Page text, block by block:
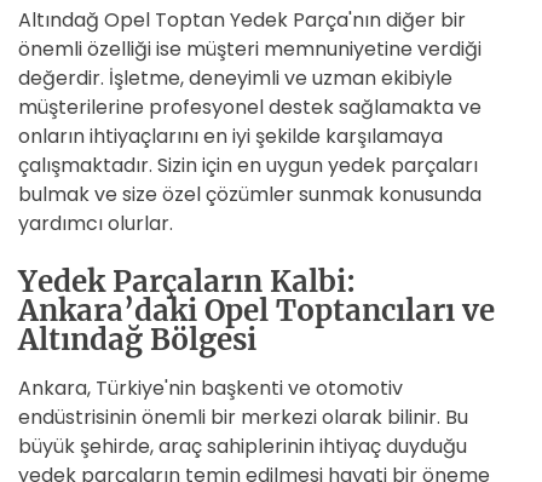
Altındağ Opel Toptan Yedek Parça'nın diğer bir
önemli özelliği ise müşteri memnuniyetine verdiği
değerdir. İşletme, deneyimli ve uzman ekibiyle
müşterilerine profesyonel destek sağlamakta ve
onların ihtiyaçlarını en iyi şekilde karşılamaya
çalışmaktadır. Sizin için en uygun yedek parçaları
bulmak ve size özel çözümler sunmak konusunda
yardımcı olurlar.
Yedek Parçaların Kalbi:
Ankara’daki Opel Toptancıları ve
Altındağ Bölgesi
Ankara, Türkiye'nin başkenti ve otomotiv
endüstrisinin önemli bir merkezi olarak bilinir. Bu
büyük şehirde, araç sahiplerinin ihtiyaç duyduğu
yedek parçaların temin edilmesi hayati bir öneme